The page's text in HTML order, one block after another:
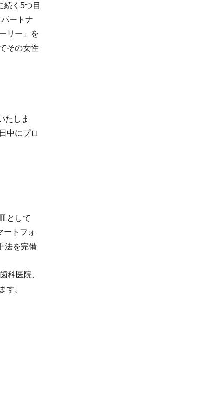
く5つ目
ートナ
リー」を
その女性
たしま
中にプロ
として
ートフォ
法を完備
科医院、
す。